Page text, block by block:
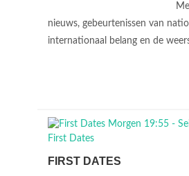
nieuws, gebeurtenissen van
internationaal belang en de
FIRST DATES